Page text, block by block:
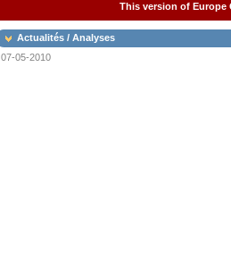
This version of Europe
Actualités / Analyses
07-05-2010